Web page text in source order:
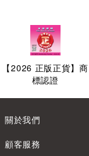
【2026 正版正貨】商
標認證
關於我們
顧客服務